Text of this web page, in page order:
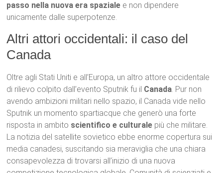
passo nella nuova era spaziale e non dipendere
unicamente dalle superpotenze.
Altri attori occidentali: il caso del
Canada
Oltre agli Stati Uniti e all’Europa, un altro attore occidentale
di rilievo colpito dall’evento Sputnik fu il Canada. Pur non
avendo ambizioni militari nello spazio, il Canada vide nello
Sputnik un momento spartiacque che generò una forte
risposta in ambito scientifico e culturale più che militare.
La notizia del satellite sovietico ebbe enorme copertura sui
media canadesi, suscitando sia meraviglia che una chiara
consapevolezza di trovarsi all’inizio di una nuova